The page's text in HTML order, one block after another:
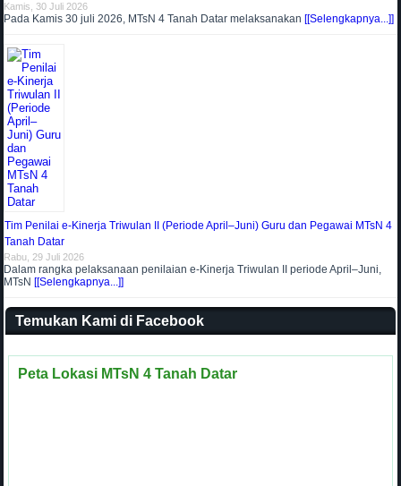
Kamis, 30 Juli 2026
Pada Kamis 30 juli 2026, MTsN 4 Tanah Datar melaksanakan [[Selengkapnya...]]
Tim Penilai e-Kinerja Triwulan II (Periode April–Juni) Guru dan Pegawai MTsN 4
Tanah Datar
Rabu, 29 Juli 2026
Dalam rangka pelaksanaan penilaian e-Kinerja Triwulan II periode April–Juni,
MTsN [[Selengkapnya...]]
Temukan Kami di Facebook
Peta Lokasi MTsN 4 Tanah Datar